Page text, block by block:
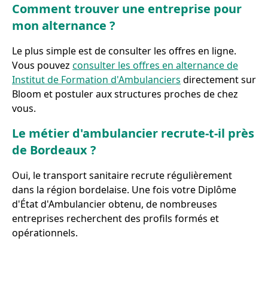
Comment trouver une entreprise pour
mon alternance ?
Le plus simple est de consulter les offres en ligne.
Vous pouvez consulter les offres en alternance de
Institut de Formation d'Ambulanciers directement sur
Bloom et postuler aux structures proches de chez
vous.
Le métier d'ambulancier recrute-t-il près
de Bordeaux ?
Oui, le transport sanitaire recrute régulièrement
dans la région bordelaise. Une fois votre Diplôme
d'État d'Ambulancier obtenu, de nombreuses
entreprises recherchent des profils formés et
opérationnels.